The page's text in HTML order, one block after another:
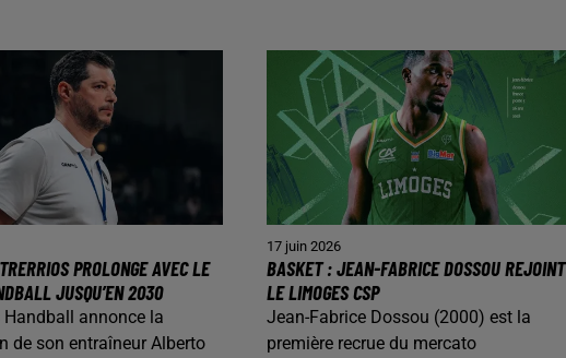
PROLONGE AVEC LE
JUSQU’EN 2030
Handball annonce la
de son entraîneur Alberto
17 juin 2026
BASKET : JEAN-FABRICE DOSSOU REJOINT
LE LIMOGES CSP
Jean-Fabrice Dossou (2000) est la
première recrue du mercato